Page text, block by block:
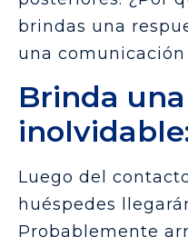
brindas una
una
Brinda
Luego del
huéspedes
Probablemente